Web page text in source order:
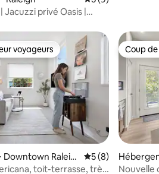
Jacuzzi privé Oasis |
voyageurs les plus appréciés
voyageurs
Downtown Raleig
Évaluation
5 (8)
toit-terrasse, très
Coup
Coup
Nouvelle